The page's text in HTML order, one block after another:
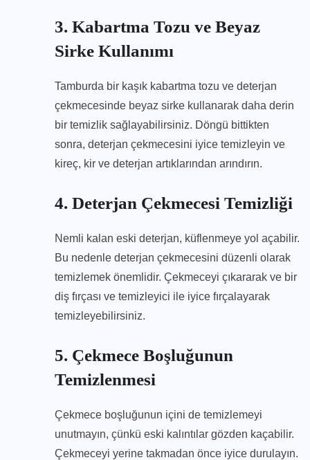
3. Kabartma Tozu ve Beyaz
Sirke Kullanımı
Tamburda bir kaşık kabartma tozu ve deterjan
çekmecesinde beyaz sirke kullanarak daha derin
bir temizlik sağlayabilirsiniz. Döngü bittikten
sonra, deterjan çekmecesini iyice temizleyin ve
kireç, kir ve deterjan artıklarından arındırın.
4. Deterjan Çekmecesi Temizliği
Nemli kalan eski deterjan, küflenmeye yol açabilir.
Bu nedenle deterjan çekmecesini düzenli olarak
temizlemek önemlidir. Çekmeceyi çıkararak ve bir
diş fırçası ve temizleyici ile iyice fırçalayarak
temizleyebilirsiniz.
5. Çekmece Boşluğunun
Temizlenmesi
Çekmece boşluğunun içini de temizlemeyi
unutmayın, çünkü eski kalıntılar gözden kaçabilir.
Çekmeceyi yerine takmadan önce iyice durulayın.